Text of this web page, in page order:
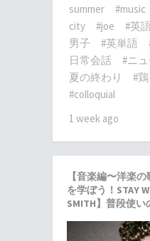
summer
#music
city
#joe #英語
男子
#英単語
日常会話
#ニ
夏の終わり
#鶏
#colloquial
1 week ago
【音楽編〜洋楽
を学ぼう！STAY
SMITH】普段使い